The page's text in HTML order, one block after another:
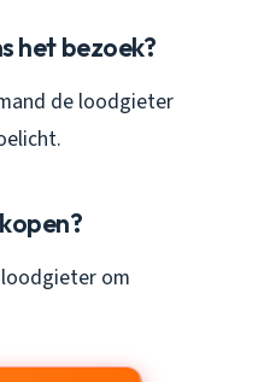
het bezoek?
de loodgieter
om